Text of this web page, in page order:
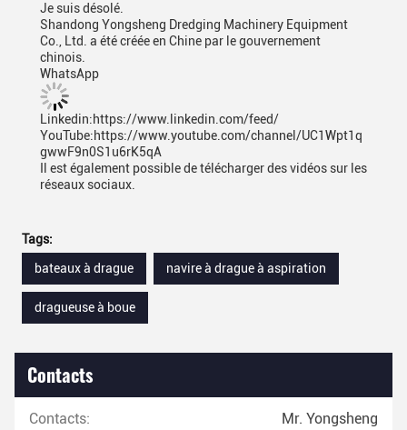
Je suis désolé.
Shandong Yongsheng Dredging Machinery Equipment
Co., Ltd. a été créée en Chine par le gouvernement
chinois.
WhatsApp
Linkedin:https://www.linkedin.com/feed/
YouTube:https://www.youtube.com/channel/UC1Wpt1q
gwwF9n0S1u6rK5qA
Il est également possible de télécharger des vidéos sur les
réseaux sociaux.
Tags:
bateaux à drague
navire à drague à aspiration
dragueuse à boue
Contacts
Contacts: Mr. Yongsheng